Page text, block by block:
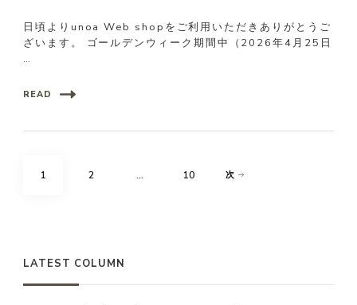
日頃よりunoa Web shopをご利用いただきありがとうご
ざいます。 ゴールデンウィーク期間中（2026年4月25日
…
READ
投
ー
固1 固
2 … 固
10 次
LATEST COLUMN